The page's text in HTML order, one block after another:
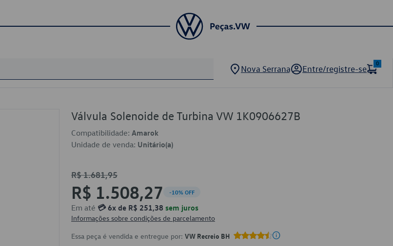
Nova Serrana Entre/registre-se
0
Válvula Solenoide de Turbina VW 1K0906627B
Compatibilidade: Amarok
Unidade de venda: Unitário(a)
R$ 1.681,95
R$ 1.508,27 -10% OFF
Em até 💳 6x de R$ 251,38 sem juros
Informações sobre condições de parcelamento
Essa peça é vendida e entregue por: VW Recreio BH